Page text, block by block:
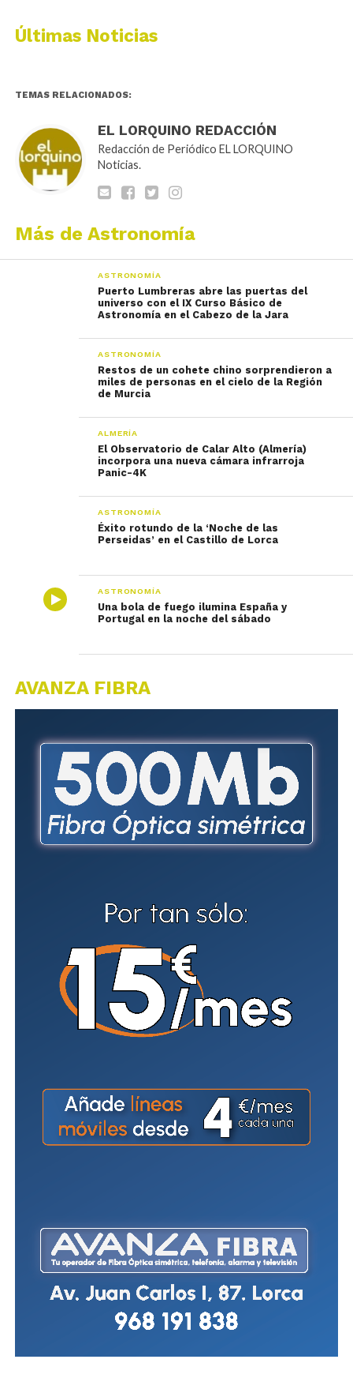
Últimas Noticias
TEMAS RELACIONADOS:
EL LORQUINO REDACCIÓN
Redacción de Periódico EL LORQUINO
Noticias.
Más de Astronomía
ASTRONOMÍA
Puerto Lumbreras abre las puertas del
universo con el IX Curso Básico de
Astronomía en el Cabezo de la Jara
ASTRONOMÍA
Restos de un cohete chino sorprendieron a
miles de personas en el cielo de la Región
de Murcia
ALMERÍA
El Observatorio de Calar Alto (Almería)
incorpora una nueva cámara infrarroja
Panic-4K
ASTRONOMÍA
Éxito rotundo de la ‘Noche de las
Perseidas’ en el Castillo de Lorca
ASTRONOMÍA
Una bola de fuego ilumina España y
Portugal en la noche del sábado
AVANZA FIBRA